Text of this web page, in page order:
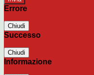
Errore
Chiudi
Successo
Chiudi
Informazione